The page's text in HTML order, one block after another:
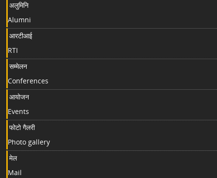
अलुमिनि
Alumni
आरटीआई
RTI
सम्मेलन
Conferences
आयोजन
Events
फोटो गैलरी
Photo gallery
मेल
Mail